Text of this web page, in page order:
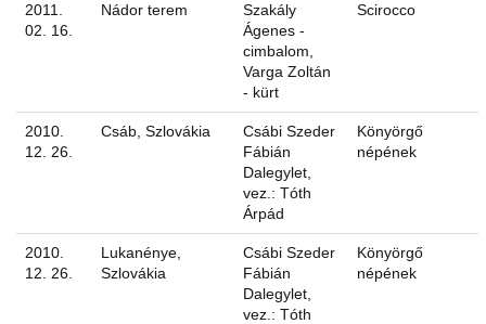
2011.
02. 16.
Nádor terem
Szakály
Ágenes -
cimbalom,
Varga Zoltán
- kürt
Scirocco
2010.
12. 26.
Csáb, Szlovákia
Csábi Szeder
Fábián
Dalegylet,
vez.: Tóth
Árpád
Könyörgő
népének
2010.
12. 26.
Lukanénye,
Szlovákia
Csábi Szeder
Fábián
Dalegylet,
vez.: Tóth
Könyörgő
népének